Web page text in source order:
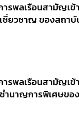
รพลเรือนสามัญเข้
เชี่ยวชาญ ของสถา
รพลเรือนสามัญเข้
ชำนาญการพิเศษข